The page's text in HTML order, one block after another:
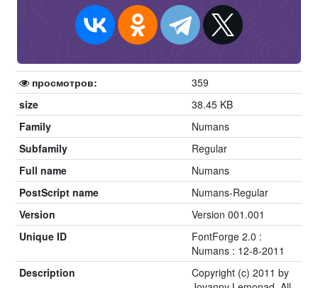
просмотров:
359
size
38.45 KB
Family
Numans
Subfamily
Regular
Full name
Numans
PostScript name
Numans-Regular
Version
Version 001.001
Unique ID
FontForge 2.0 :
Numans : 12-8-2011
Description
Copyright (c) 2011 by